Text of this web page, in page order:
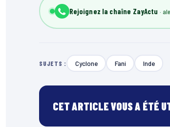
Rejoignez la chaîne ZayActu
SUJETS : Cyclone Fani Inde
CET ARTICLE VOUS A ÉTÉ